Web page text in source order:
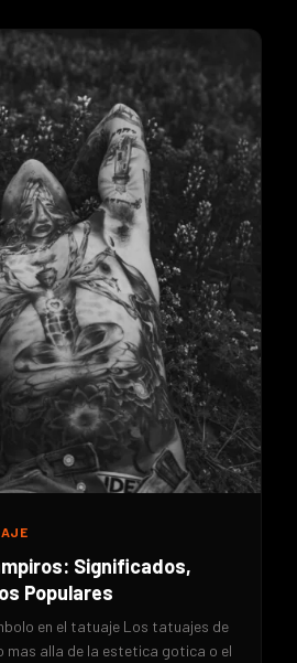
Significados,
Populares
en el tatuaje Los tatuajes de
mas alla de la estetica gotica o el